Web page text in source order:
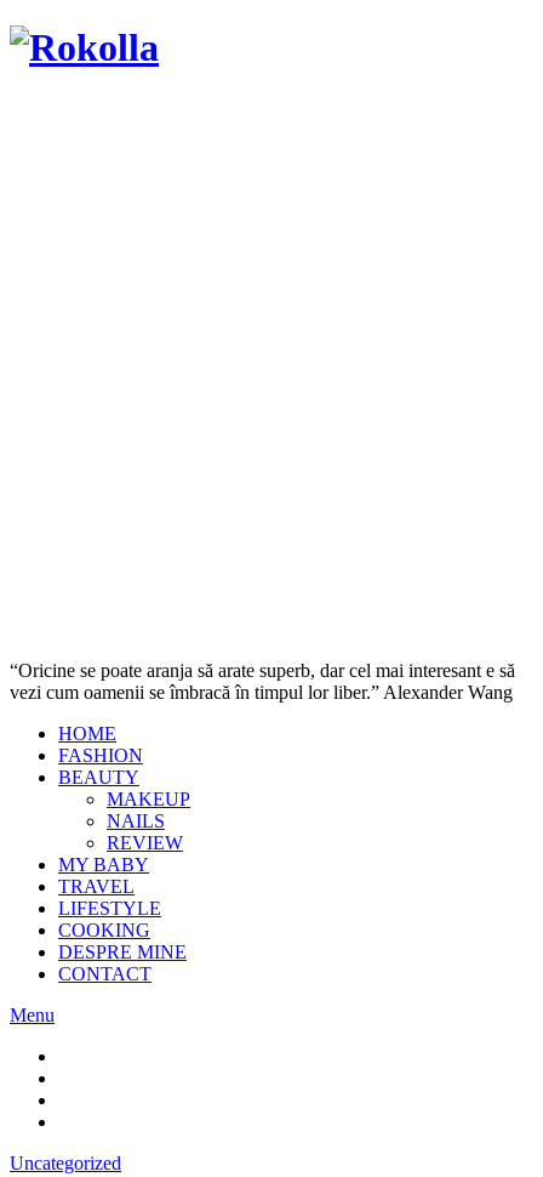
“Oricine se poate aranja să arate superb, dar cel mai interesant e să
vezi cum oamenii se îmbracă în timpul lor liber.” Alexander Wang
HOME
FASHION
BEAUTY
MAKEUP
NAILS
REVIEW
MY BABY
TRAVEL
LIFESTYLE
COOKING
DESPRE MINE
CONTACT
Menu
Uncategorized